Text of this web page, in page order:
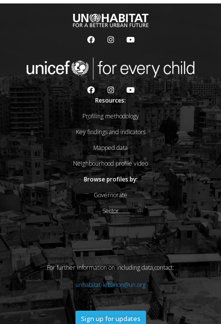
Resources:
Profiling methodology
Key findings and indicators
Mapped data
Neighbourhood profile video
Browse profiles by:
Governorate
Sector
For further information on including data,contact:
unhabitat-lebanon@un.org
Sign up for updates